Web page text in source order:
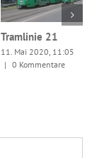
Tramlinie 21
11. Mai 2020, 11:05
| 0 Kommentare